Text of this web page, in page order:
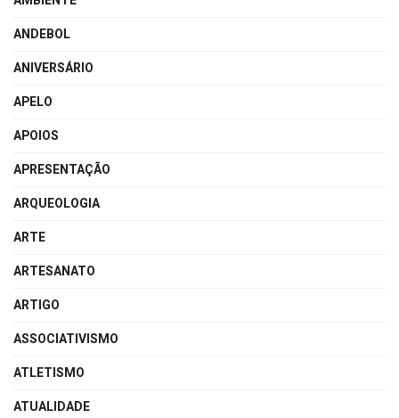
ANDEBOL
ANIVERSÁRIO
APELO
APOIOS
APRESENTAÇÃO
ARQUEOLOGIA
ARTE
ARTESANATO
ARTIGO
ASSOCIATIVISMO
ATLETISMO
ATUALIDADE